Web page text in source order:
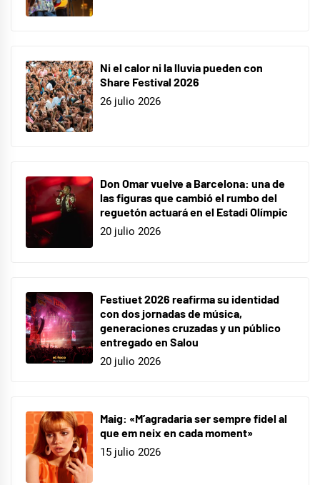
Ni el calor ni la lluvia pueden con
Share Festival 2026
26 julio 2026
Don Omar vuelve a Barcelona: una de
las figuras que cambió el rumbo del
reguetón actuará en el Estadi Olímpic
20 julio 2026
Festiuet 2026 reafirma su identidad
con dos jornadas de música,
generaciones cruzadas y un público
entregado en Salou
20 julio 2026
Maig: «M’agradaria ser sempre fidel al
que em neix en cada moment»
15 julio 2026